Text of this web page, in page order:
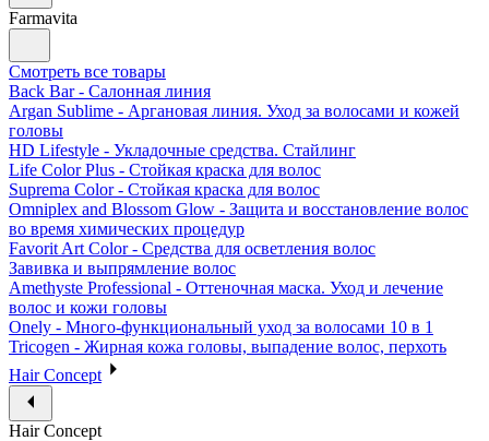
Farmavita
Смотреть все товары
Back Bar - Салонная линия
Argan Sublime - Аргановая линия. Уход за волосами и кожей
головы
HD Lifestyle - Укладочные средства. Стайлинг
Life Color Plus - Стойкая краска для волос
Suprema Color - Стойкая краска для волос
Omniplex and Blossom Glow - Защита и восстановление волос
во время химических процедур
Favorit Art Color - Средства для осветления волос
Завивка и выпрямление волос
Amethyste Professional - Оттеночная маска. Уход и лечение
волос и кожи головы
Onely - Много-функциональный уход за волосами 10 в 1
Tricogen - Жирная кожа головы, выпадение волос, перхоть
Hair Concept
Hair Concept